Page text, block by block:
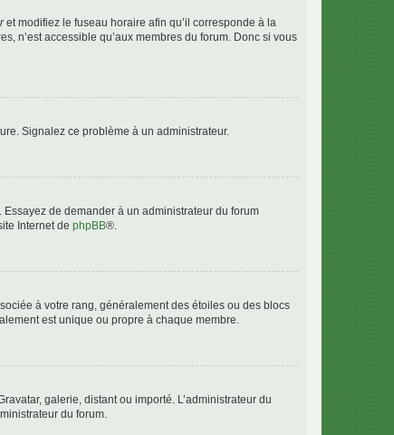
et modifiez le fuseau horaire afin qu’il corresponde à la
n’est accessible qu’aux membres du forum. Donc si vous
Signalez ce problème à un administrateur.
de demander à un administrateur du forum
Internet de phpBB®.
à votre rang, généralement des étoiles ou des blocs
est unique ou propre à chaque membre.
galerie, distant ou importé. L’administrateur du
du forum.